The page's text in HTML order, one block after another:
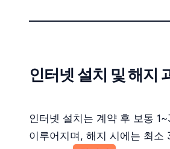
인터넷 설치 및 해지
인터넷 설치는 계약 후 보통
이루어지며, 해지 시에는 최소